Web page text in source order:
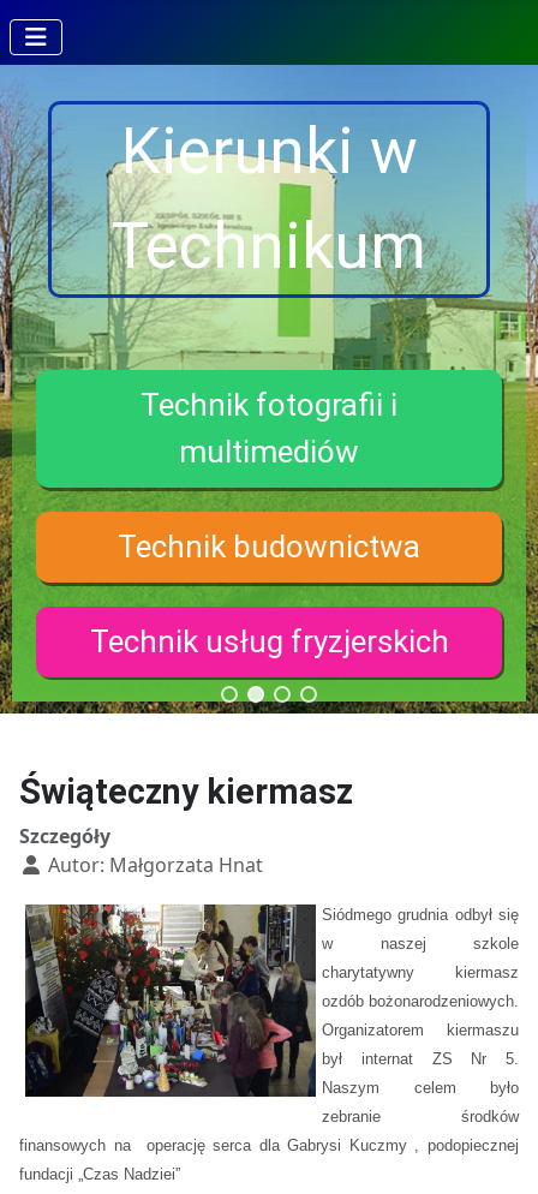
Kierunki w
Technikum
Technik fotografii i
multimediów
Technik budownictwa
Technik usług fryzjerskich
Świąteczny kiermasz
Szczegóły
Autor: Małgorzata Hnat
Siódmego grudnia odbył się
w naszej szkole
charytatywny kiermasz
ozdób bożonarodzeniowych.
Organizatorem kiermaszu
był internat ZS Nr 5.
Naszym celem było
zebranie środków
finansowych na operację serca dla Gabrysi Kuczmy , podopiecznej
fundacji „Czas Nadziei”